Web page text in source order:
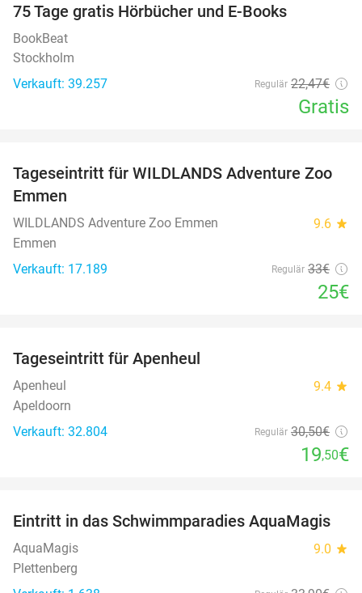
75 Tage gratis Hörbücher und E-Books
BookBeat
Stockholm
Verkauft: 39.257
Regulär 22,47€
Gratis
24%
Tageseintritt für WILDLANDS Adventure Zoo
Emmen
WILDLANDS Adventure Zoo Emmen 9.6 star
Emmen
Verkauft: 17.189
Regulär 33€
25€
Tageseintritt für Apenheul
Apenheul 9.4 star
Apeldoorn
Verkauft: 32.804
Regulär 30,50€
19,50€
35%
Eintritt in das Schwimmparadies AquaMagis
AquaMagis 9.0 star
Plettenberg